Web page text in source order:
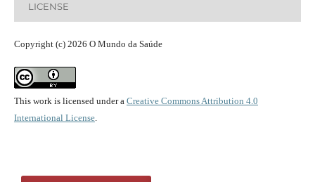
LICENSE
Copyright (c) 2026 O Mundo da Saúde
This work is licensed under a Creative Commons Attribution 4.0
International License.